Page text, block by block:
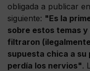
obligada a publicar
siguiente: "Es la
sobre estos temas
filtraron
supuesta chica a su
perdía los nervios".